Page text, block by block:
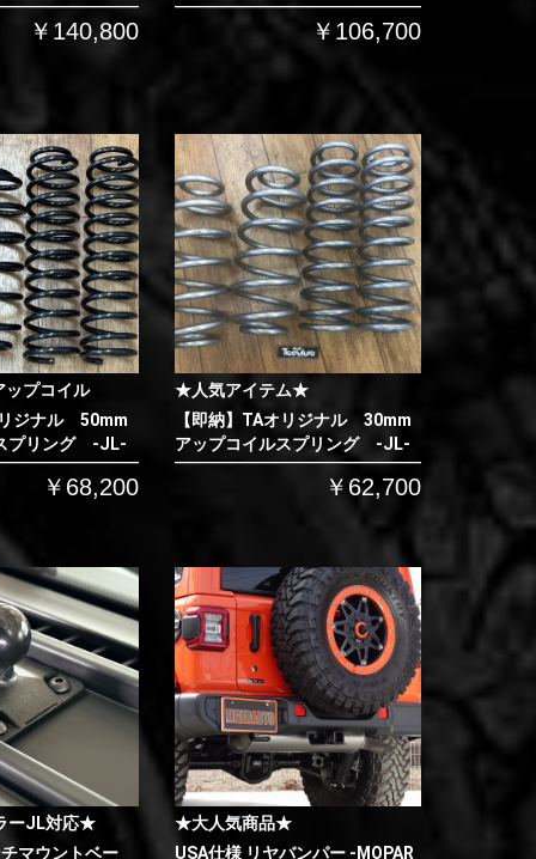
￥140,800 ￥106,700
ップコイル
リジナル 50mm
プリング -JL-
￥68,200
★人気アイテム★
【即納】TAオリジナル 30mm
アップコイルスプリング -JL-
￥62,700
ーJL対応★
チマウントベー
★大人気商品★
USA仕様 リヤバンパー -MOPAR